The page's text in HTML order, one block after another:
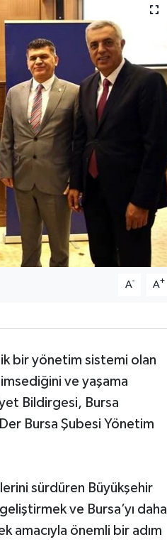
A- A+
bir yönetim sistemi olan
ve yaşama
Bildirgesi, Bursa
Bursa Şubesi Yönetim
sürdüren Büyükşehir
ve Bursa’yı daha
amacıyla önemli bir adım